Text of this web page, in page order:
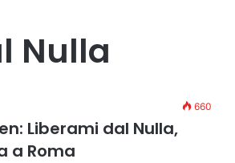
Nulla
660
Liberami dal Nulla,
a Roma